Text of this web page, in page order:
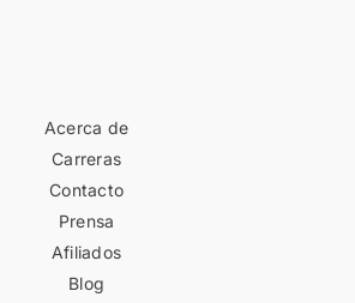
Acerca de
Carreras
Contacto
Prensa
Afiliados
Blog